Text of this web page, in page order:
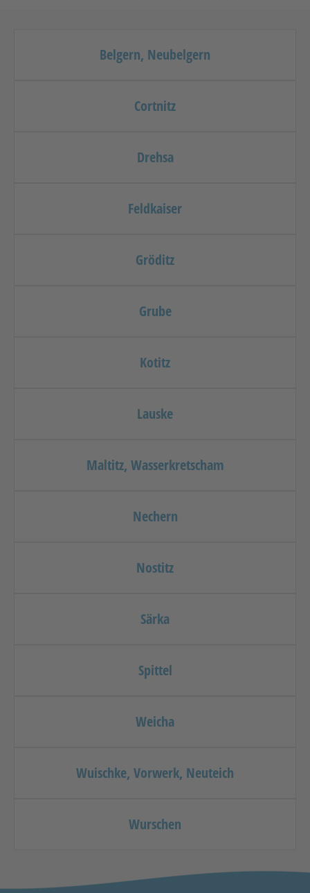
Belgern, Neubelgern
Cortnitz
Drehsa
Feldkaiser
Gröditz
Grube
Kotitz
Lauske
Maltitz, Wasserkretscham
Nechern
Nostitz
Särka
Spittel
Weicha
Wuischke, Vorwerk, Neuteich
Wurschen